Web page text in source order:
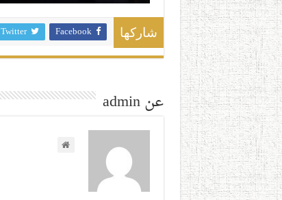
شاركها Facebook
Twitter
عن admin